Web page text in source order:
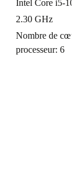
Intel Core i5-
2.30 GHz
Nombre de
processeur: 6